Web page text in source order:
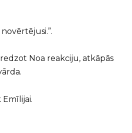
Noa reakciju, atkāpās